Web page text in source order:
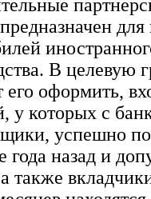
для
В целевую
оформить,
у которых с
успешно
года назад и
также